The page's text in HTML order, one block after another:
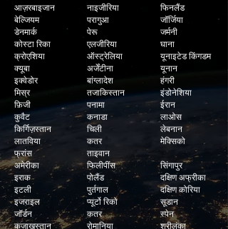
आज़रबाइजान
बेल्जियम
डेनमार्क
कोस्टा रिका
क्रोएशिया
क्यूबा
इक्वेडोर
मिस्र
फ़िजी
कुवैट
किर्गिज़स्तान
लातविया
फ्रांस
अमेरीका
इराक
इटली
इजराइल
जॉर्डन
कजाखस्तान
नाइजीरिया
परागुआ
पेरू
एलजीरिया
ऑस्ट्रेलिया
अर्जेंटीना
बांग्लादेश
तजाकिस्तान
पनामा
कनाडा
चिली
कतर
ताइवान
फिलीपींस
पोलैंड
पुर्तगाल
प्यूर्टो रिको
कतर
रोमानिया
फिनलैंड
जॉर्जिया
जर्मनी
घाना
यूनाइटेड किंगडम
यूनान
हंगरी
इंडोनेशिया
ईरान
लाओस
लेबनान
मेक्सिको
सिंगापुर
दक्षिण अफ्रीका
दक्षिण कोरिया
सूडान
स्पेन
श्रीलंका